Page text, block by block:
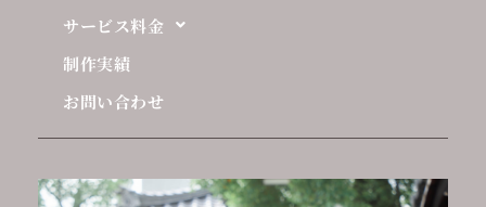
サービス料金
制作実績
お問い合わせ